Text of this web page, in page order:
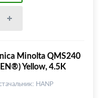
Minolta QMS240
Yellow, 4.5K
HANP